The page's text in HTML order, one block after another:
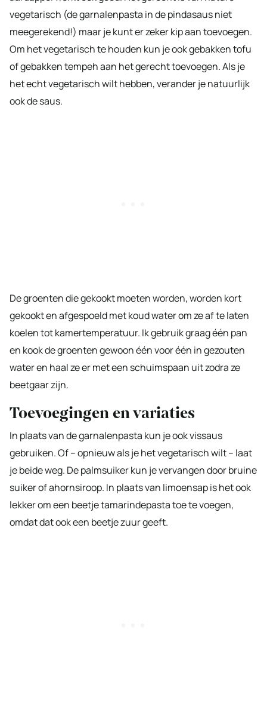
vegetarisch (de garnalenpasta in de pindasaus niet
meegerekend!) maar je kunt er zeker kip aan toevoegen.
Om het vegetarisch te houden kun je ook gebakken tofu
of gebakken tempeh aan het gerecht toevoegen. Als je
het echt vegetarisch wilt hebben, verander je natuurlijk
ook de saus.
De groenten die gekookt moeten worden, worden kort
gekookt en afgespoeld met koud water om ze af te laten
koelen tot kamertemperatuur. Ik gebruik graag één pan
en kook de groenten gewoon één voor één in gezouten
water en haal ze er met een schuimspaan uit zodra ze
beetgaar zijn.
Toevoegingen en variaties
In plaats van de garnalenpasta kun je ook vissaus
gebruiken. Of – opnieuw als je het vegetarisch wilt – laat
je beide weg. De palmsuiker kun je vervangen door bruine
suiker of ahornsiroop. In plaats van limoensap is het ook
lekker om een beetje tamarindepasta toe te voegen,
omdat dat ook een beetje zuur geeft.